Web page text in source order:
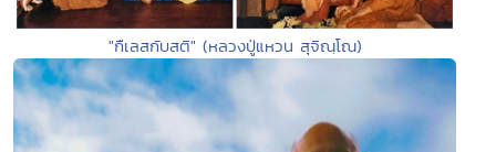
"กืเลสกับสติ" (หลวงปู่แหวน สุจิณฺโณ)